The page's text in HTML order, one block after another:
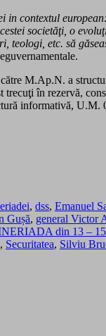
in contextul
societăţi, o
etc. să
M.Ap.N. a
în rezervă,
informativă, U.M.
, dss, Emanuel
Gușă, general Victor
din 13 –
, Securitatea, Silviu